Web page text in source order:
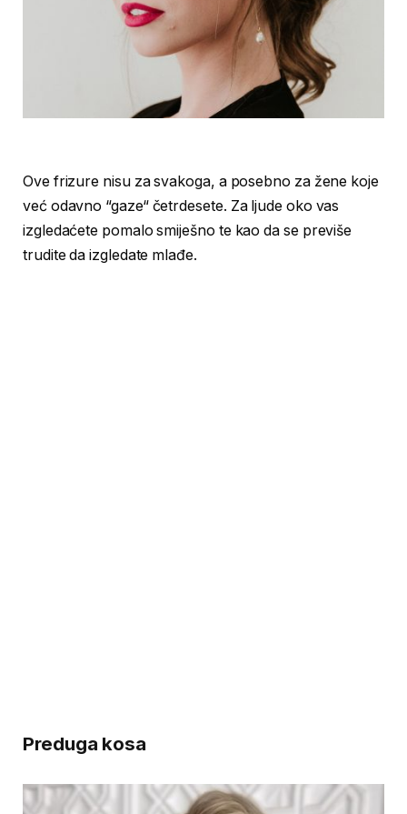
Ove frizure nisu za svakoga, a posebno za žene koje
već odavno “gaze“ četrdesete. Za ljude oko vas
izgledaćete pomalo smiješno te kao da se previše
trudite da izgledate mlađe.
Preduga kosa